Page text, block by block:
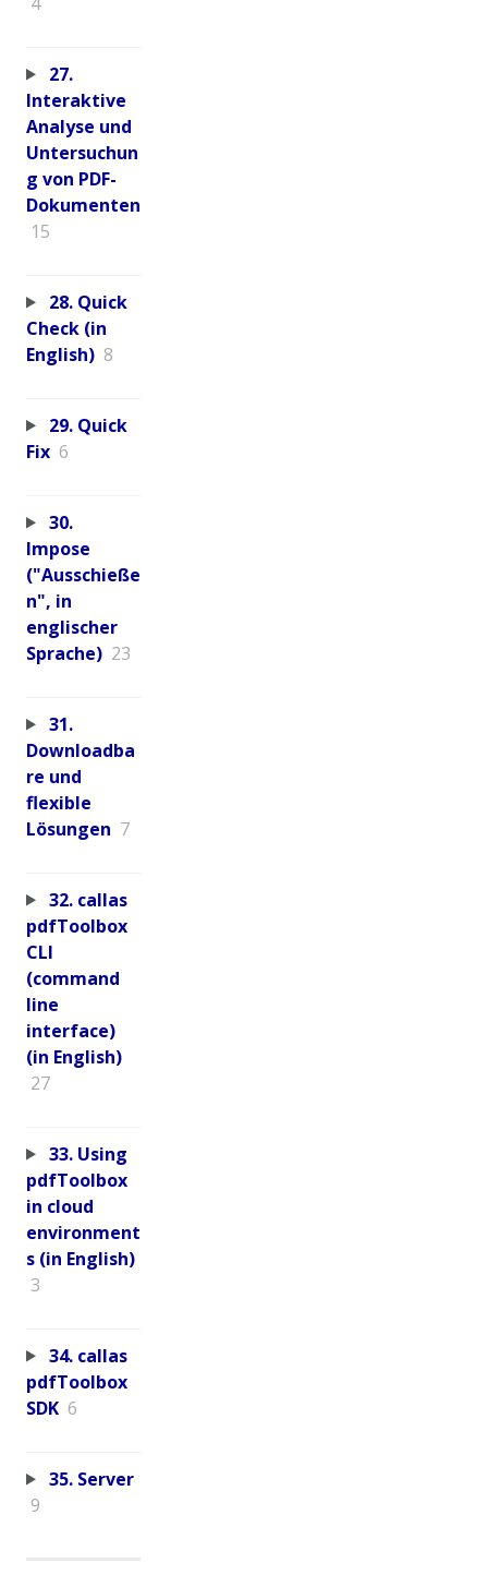
27.
Interaktive
Analyse und
Untersuchun
g von PDF-
Dokumenten
15
28. Quick
Check (in
English) 8
29. Quick
Fix 6
30.
Impose
("Ausschieße
n", in
englischer
Sprache) 23
31.
Downloadba
re und
flexible
Lösungen 7
32. callas
pdfToolbox
CLI
(command
line
interface)
(in English)
27
33. Using
pdfToolbox
in cloud
environment
s (in English)
3
34. callas
pdfToolbox
SDK 6
35. Server
9